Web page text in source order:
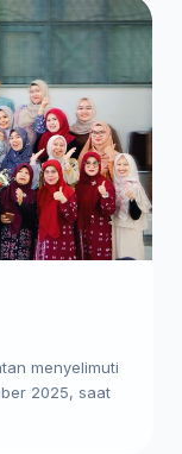
menyelimuti
2025, saat